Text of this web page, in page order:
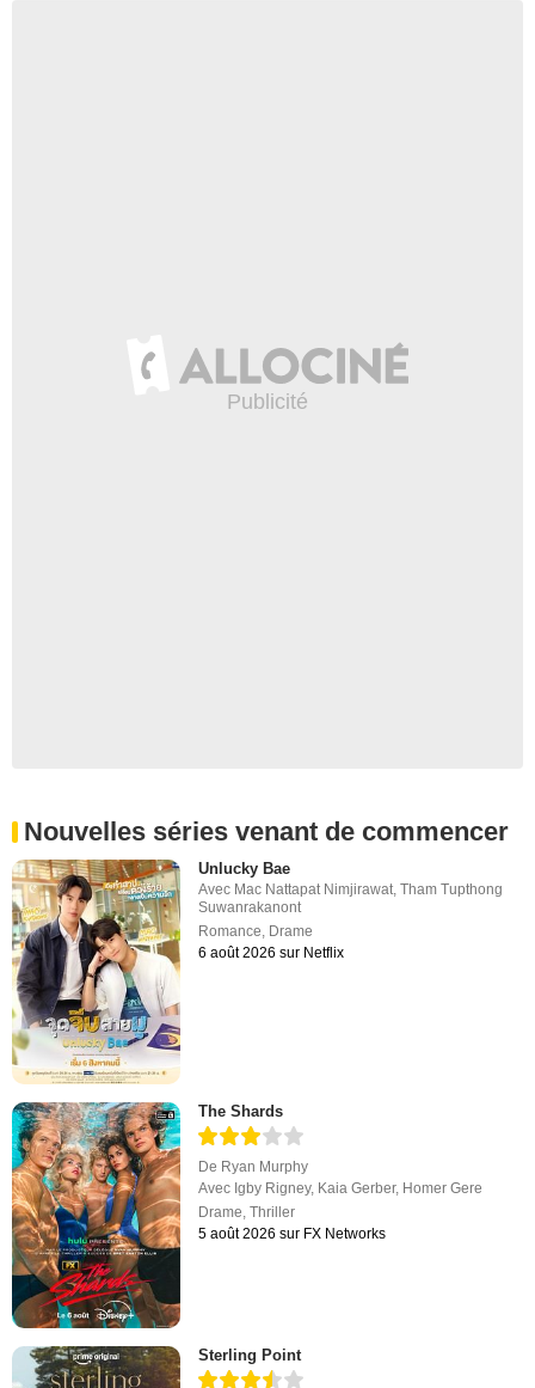
Nouvelles séries venant de commencer
Unlucky Bae
Avec Mac Nattapat Nimjirawat,Tham Tupthong
Suwanrakanont
Romance, Drame
6 août 2026 sur Netflix
The Shards
De Ryan Murphy
Avec Igby Rigney, Kaia Gerber, Homer Gere
Drame,Thriller
5 août 2026 sur FX Networks
Sterling Point